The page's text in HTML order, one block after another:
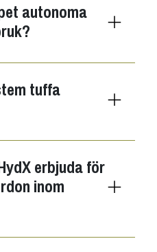
autonoma
tuffa
erbjuda för
inom